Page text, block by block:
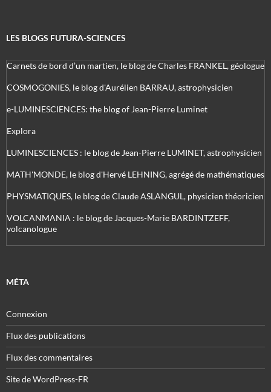
LES BLOGS FUTURA-SCIENCES
Carnets de bord d’un martien, le blog de Charles FRANKEL, géologue
COSMOGONIES, le blog d'Aurélien BARRAU, astrophysicien
e-LUMINESCIENCES: the blog of Jean-Pierre Luminet
Explora
LUMINESCIENCES : le blog de Jean-Pierre LUMINET, astrophysicien
MATH'MONDE, le blog d'Hervé LEHNING, agrégé de mathématiques
PHYSMATIQUES, le blog de Claude ASLANGUL, physicien théoricien
VOLCANMANIA : le blog de Jacques-Marie BARDINTZEFF,
volcanologue
MÉTA
Connexion
Flux des publications
Flux des commentaires
Site de WordPress-FR